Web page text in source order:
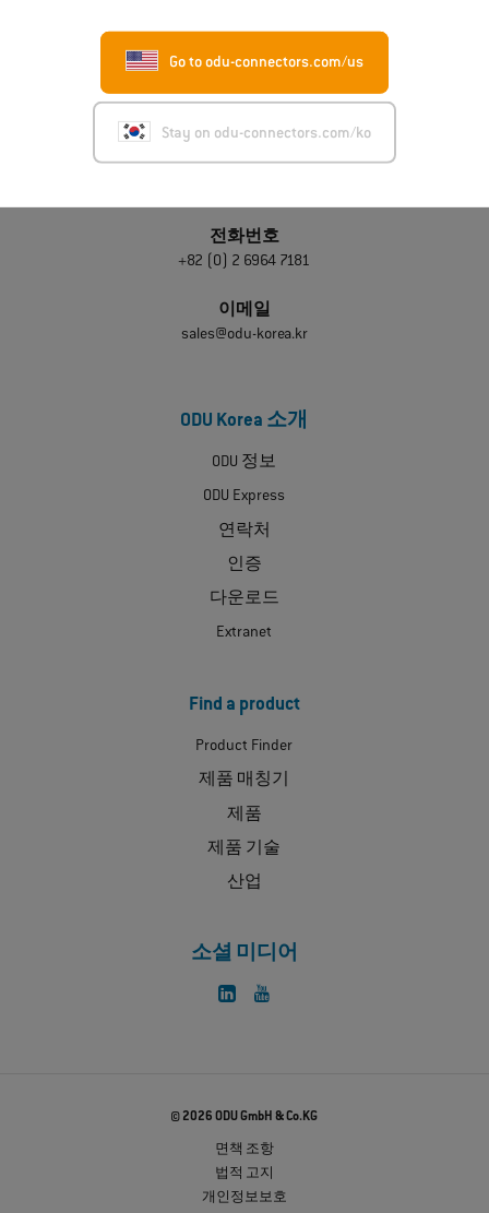
Go to odu-connectors.com/us
Stay on odu-connectors.com/ko
문의하기
ODU Korea Inc.
5 Floor 509, Daekwang Building, 176, Dosan-daero, Gangnam-gu
전화번호
+82 (0) 2 6964 7181
이메일
sales@odu-korea.kr
ODU Korea 소개
ODU 정보
ODU Express
연락처
인증
다운로드
Extranet
Find a product
Product Finder
제품 매칭기
제품
제품 기술
산업
소셜 미디어
© 2026 ODU GmbH & Co.KG
면책 조항
법적 고지
개인정보보호